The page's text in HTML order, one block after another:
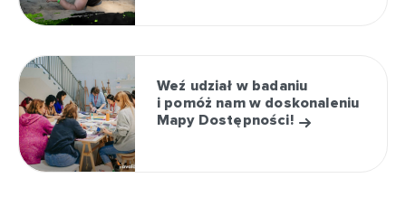
Weź udział w badaniu
i pomóż nam w doskonaleniu
Mapy Dostępności!